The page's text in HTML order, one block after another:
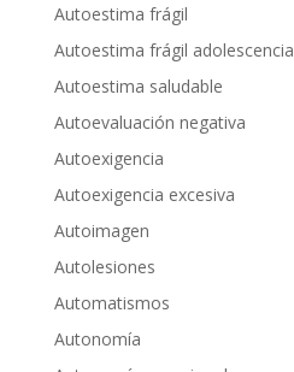
Autoestima frágil
Autoestima frágil adolescencia
Autoestima saludable
Autoevaluación negativa
Autoexigencia
Autoexigencia excesiva
Autoimagen
Autolesiones
Automatismos
Autonomía